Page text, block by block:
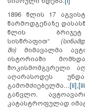
1896 წლის 17
წარმოდგენაზე
წლის
სისწრაფით“(
ში) მიმავალმა
ისტორიაში
შოკისმომგვრელი
აღარასოდეს
გამომძიებელმა...[ii],
განვლო.
კატასტროფულად